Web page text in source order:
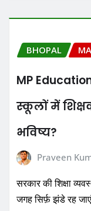
BHOPAL
MP
स्कूलों में
भविष्य?
Praveen
सरकार की शिक्षा
जगह सिर्फ़ झंडे रह